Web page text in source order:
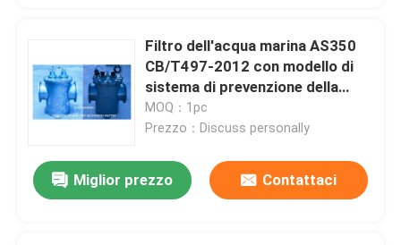
Filtro dell'acqua marina AS350
CB/T497-2012 con modello di
sistema di prevenzione della
crescita marina MGPS
MOQ：1pc
Prezzo：Discuss personally
Miglior prezzo Contattaci